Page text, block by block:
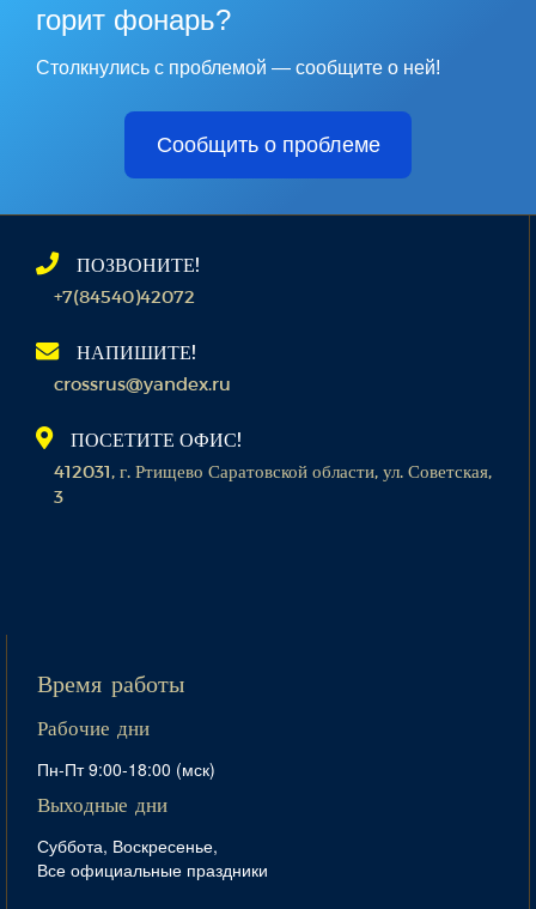
горит фонарь?
Столкнулись с проблемой — сообщите о ней!
Сообщить о проблеме
ПОЗВОНИТЕ!
+7(84540)42072
НАПИШИТЕ!
crossrus@yandex.ru
ПОСЕТИТЕ ОФИС!
412031, г. Ртищево Саратовской области, ул. Советская,
3
Время работы
Рабочие дни
Пн-Пт 9:00-18:00 (мск)
Выходные дни
Суббота, Воскресенье,
Все официальные праздники